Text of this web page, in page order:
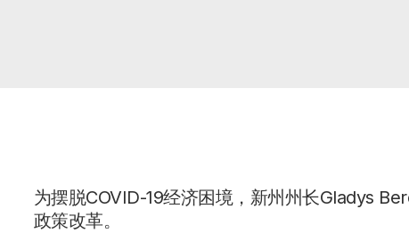
为摆脱COVID-19经济困境，新州州长Gladys
政策改革。